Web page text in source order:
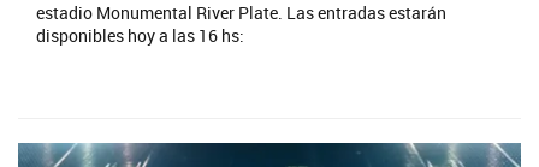
estadio Monumental River Plate. Las entradas estarán
disponibles hoy a las 16 hs: